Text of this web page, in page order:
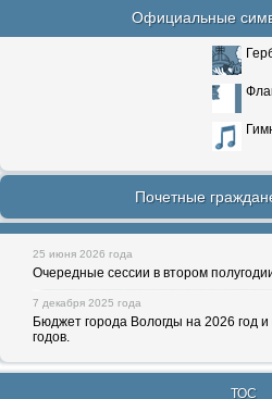
Официальные
Почетные
25 июня 2026 года
Очередные сессии в втором
7 декабря 2025 года
Бюджет города Вологды на 2026 год
годов.
ТОС